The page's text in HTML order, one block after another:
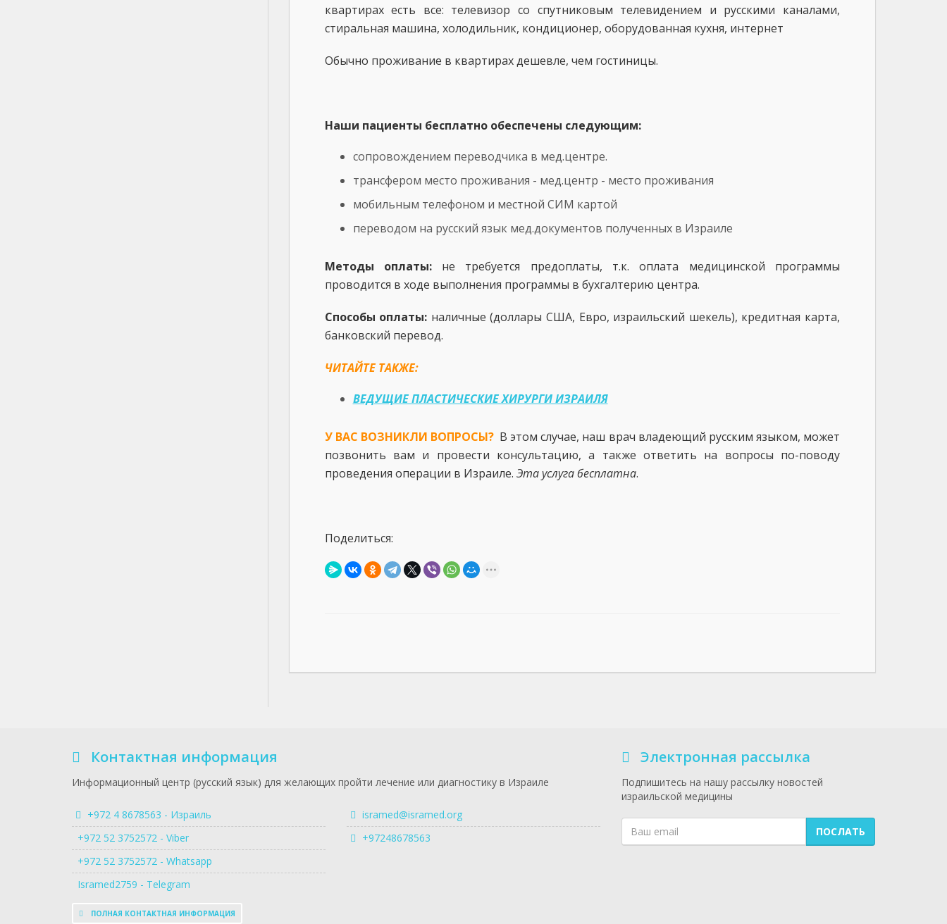
квартирах есть все: телевизор со спутниковым телевидением и русскими каналами,
стиральная машина, холодильник, кондиционер, оборудованная кухня, интернет
Обычно проживание в квартирах дешевле, чем гостиницы.
Наши пациенты бесплатно обеспечены следующим:
сопровождением переводчика в мед.центре.
трансфером место проживания - мед.центр - место проживания
мобильным телефоном и местной СИМ картой
переводом на русский язык мед.документов полученных в Израиле
Методы оплаты:не требуется предоплаты, т.к. оплата медицинской программы
проводится в ходе выполнения программы в бухгалтерию центра.
Способы оплаты: наличные (доллары США, Евро, израильский шекель), кредитная карта,
банковский перевод.
ЧИТАЙТЕ ТАКЖЕ:
ВЕДУЩИЕ ПЛАСТИЧЕСКИЕ ХИРУРГИ ИЗРАИЛЯ
У ВАС ВОЗНИКЛИ ВОПРОСЫ?В этом случае, наш врач владеющий русским языком, может
позвонить вам и провести консультацию, а также ответить на вопросы по-поводу
проведения операции в Израиле. Эта услуга бесплатна.
Поделиться:
Контактная информация
Информационный центр (русский язык) для желающих пройти лечение или диагностику в Израиле
+972 4 8678563 - Израиль
+972 52 3752572 - Viber
+972 52 3752572 - Whatsapp
Isramed2759 - Telegram
isramed@isramed.org
+97248678563
ПОЛНАЯ КОНТАКТНАЯ ИНФОРМАЦИЯ
Электронная рассылка
Подпишитесь на нашу рассылку новостей
израильской медицины
ПОСЛАТЬ